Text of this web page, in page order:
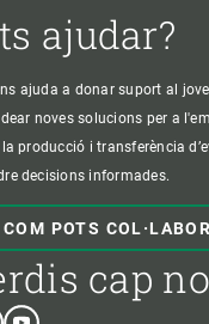
ajudar?
ajuda a donar suport al
noves solucions per a
producció i transferència
decisions informades.
COM POTS
cap
Youtube